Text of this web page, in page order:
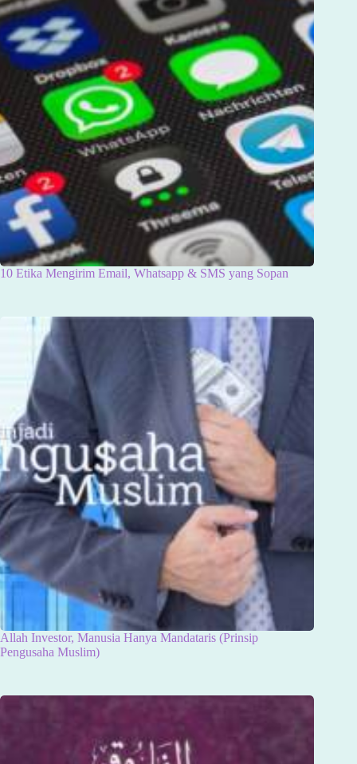
10 Etika Mengirim Email, Whatsapp & SMS yang Sopan
Allah Investor, Manusia Hanya Mandataris (Prinsip
Pengusaha Muslim)